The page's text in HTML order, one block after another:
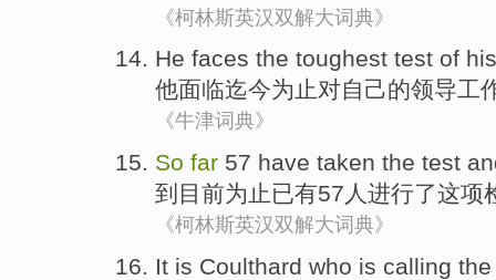
《柯林斯英汉双解大词典》
He faces the toughest test of his
他面临迄今为止对自己的领导工
《牛津词典》
So far 57 have taken the test
到目前为止已有57 人进行了这项
《柯林斯英汉双解大词典》
It is Coulthard who is calling